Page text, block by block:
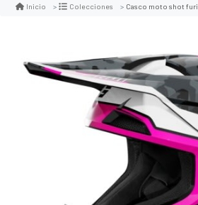
Inicio Colecciones Casco moto shot furious flash